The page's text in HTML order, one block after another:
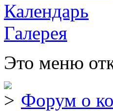
Календарь
Галерея
Это меню
Форум о